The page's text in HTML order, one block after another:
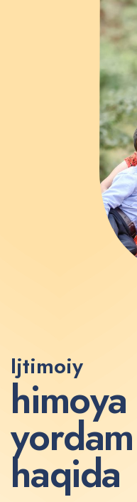
Ijtimoiy
himoya
yordam
haqida